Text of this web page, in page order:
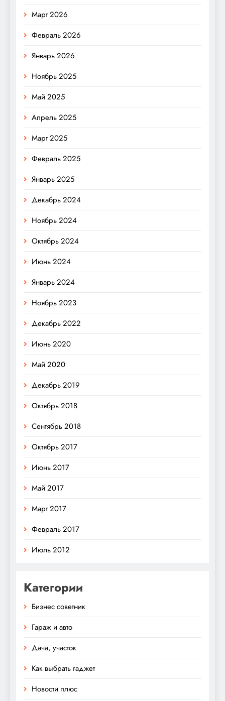
Март 2026
Февраль 2026
Январь 2026
Ноябрь 2025
Май 2025
Апрель 2025
Март 2025
Февраль 2025
Январь 2025
Декабрь 2024
Ноябрь 2024
Октябрь 2024
Июнь 2024
Январь 2024
Ноябрь 2023
Декабрь 2022
Июнь 2020
Май 2020
Декабрь 2019
Октябрь 2018
Сентябрь 2018
Октябрь 2017
Июнь 2017
Май 2017
Март 2017
Февраль 2017
Июль 2012
Категории
Бизнес советник
Гараж и авто
Дача, участок
Как выбрать гаджет
Новости плюс